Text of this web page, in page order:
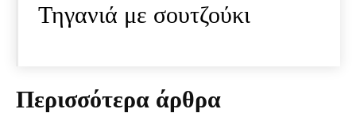
Τηγανιά με σουτζούκι
Περισσότερα άρθρα